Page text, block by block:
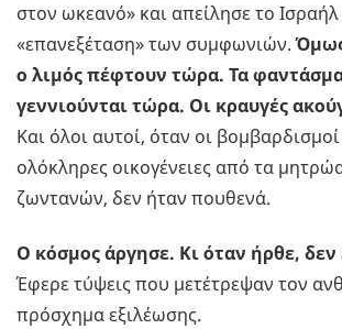
στον ωκεανό» και απείλησε το
«επανεξέταση» των συμφωνιών.
ο λιμός πέφτουν τώρα. Τα
γεννιούνται τώρα. Οι κραυγές
Και όλοι αυτοί, όταν οι
ολόκληρες οικογένειες από τα
ζωντανών, δεν ήταν πουθενά.
Ο κόσμος άργησε. Κι όταν ήρθε,
Έφερε τύψεις που μετέτρεψαν τον
πρόσχημα εξιλέωσης.